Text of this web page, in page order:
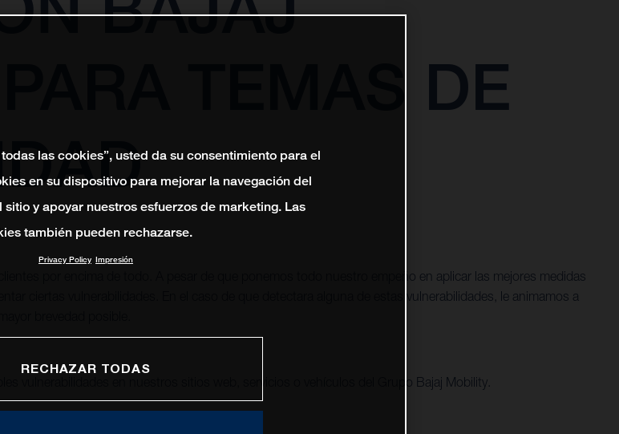
TEMAS DE
por encima de todo. A pesar de que ponemos todo nuestro empeño en aplicar las mejores medidas
ciertas vulnerabilidades. En el caso de que detectara alguna de estas vulnerabilidades, le animamos a
brevedad posible.
vulnerabilidades en nuestros sitios web, servicios o vehículos del Grupo Bajaj Mobility.
las cookies”, usted da su consentimiento para el
en su dispositivo para mejorar la navegación del
sitio y apoyar nuestros esfuerzos de marketing. Las
también pueden rechazarse.
Privacy Policy Impresión
RECHAZAR TODAS